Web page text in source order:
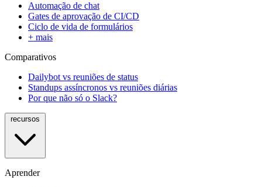
Automação de chat
Gates de aprovação de CI/CD
Ciclo de vida de formulários
+ mais
Comparativos
Dailybot vs reuniões de status
Standups assíncronos vs reuniões diárias
Por que não só o Slack?
Aprender